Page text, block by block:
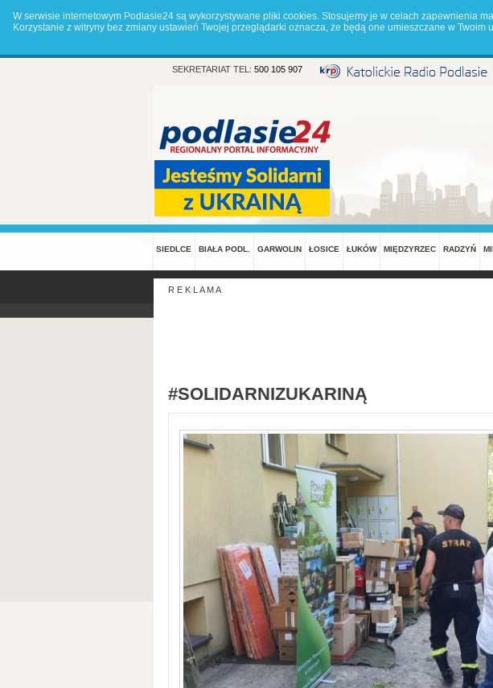
W serwisie internetowym Podlasie24 są wykorzystywane pliki cookies. Stosujemy je w celach zapewnienia
Korzystanie z witryny bez zmiany ustawień Twojej przeglądarki oznacza, że będą one umieszczane w Twoim
SEKRETARIAT TEL: 500 105 907
SIEDLCE BIAŁA PODL. GARWOLIN ŁOSICE ŁUKÓW MIĘDZYRZEC RADZYŃ
R E K L A M A
#SOLIDARNIZUKARINĄ